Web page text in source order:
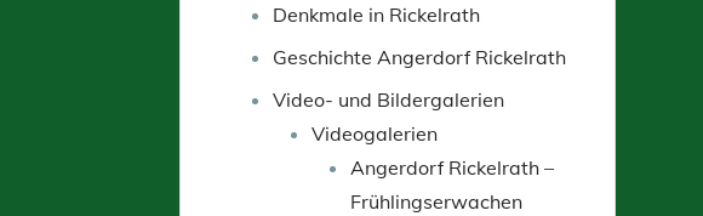
Denkmale in Rickelrath
Geschichte Angerdorf Rickelrath
Video- und Bildergalerien
Videogalerien
Angerdorf Rickelrath –
Frühlingserwachen